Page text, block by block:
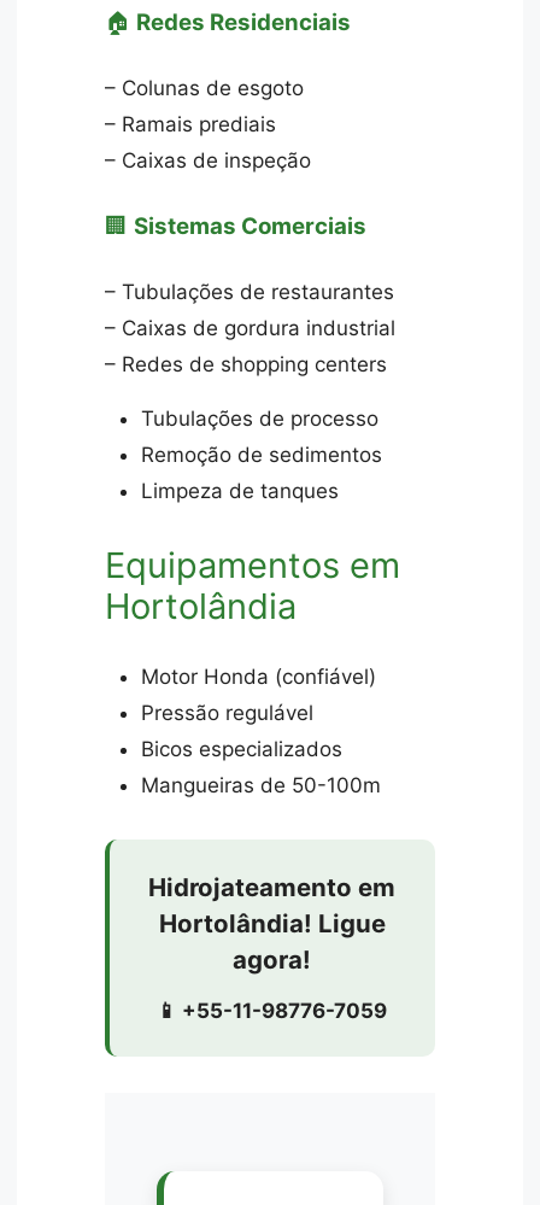
🏠 Redes Residenciais
– Colunas de esgoto
– Ramais prediais
– Caixas de inspeção
🏢 Sistemas Comerciais
– Tubulações de restaurantes
– Caixas de gordura industrial
– Redes de shopping centers
Tubulações de processo
Remoção de sedimentos
Limpeza de tanques
Equipamentos em
Hortolândia
Motor Honda (confiável)
Pressão regulável
Bicos especializados
Mangueiras de 50-100m
Hidrojateamento em
Hortolândia! Ligue
agora!
📱 +55-11-98776-7059